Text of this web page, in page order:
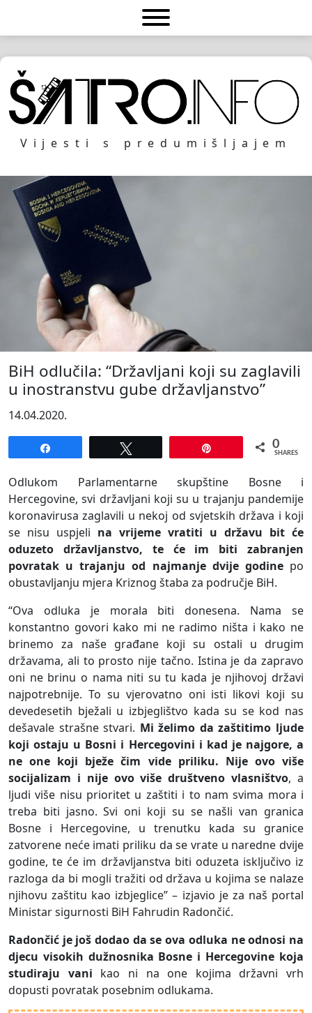
Vijesti s predumišljajem
BiH odlučila: “Državljani koji su zaglavili
u inostranstvu gube državljanstvo”
14.04.2020.
0
SHARES
Odlukom Parlamentarne skupštine Bosne i
Hercegovine, svi državljani koji su u trajanju pandemije
koronavirusa zaglavili u nekoj od svjetskih država i koji
se nisu uspjeli na vrijeme vratiti u državu bit će
oduzeto državljanstvo, te će im biti zabranjen
povratak u trajanju od najmanje dvije godinepo
obustavljanju mjera Kriznog štaba za područje BiH.
“Ova odluka je morala biti donesena. Nama se
konstantno govori kako mi ne radimo ništa i kako ne
brinemo za naše građane koji su ostali u drugim
državama, ali to prosto nije tačno. Istina je da zapravo
oni ne brinu o nama niti su tu kada je njihovoj državi
najpotrebnije. To su vjerovatno oni isti likovi koji su
devedesetih bježali u izbjeglištvo kada su se kod nas
dešavale strašne stvari. Mi želimo da zaštitimo ljude
koji ostaju u Bosni i Hercegovini i kad je najgore, a
ne one koji bježe čim vide priliku. Nije ovo više
socijalizam i nije ovo više društveno vlasništvo, a
ljudi više nisu prioritet u zaštiti i to nam svima mora i
treba biti jasno. Svi oni koji su se našli van granica
Bosne i Hercegovine, u trenutku kada su granice
zatvorene neće imati priliku da se vrate u naredne dvije
godine, te će im državljanstva biti oduzeta isključivo iz
razloga da bi mogli tražiti od država u kojima se nalaze
njihovu zaštitu kao izbjeglice” – izjavio je za naš portal
Ministar sigurnosti BiH Fahrudin Radončić.
Radončić je još dodao da se ova odluka ne odnosi na
djecu visokih dužnosnika Bosne i Hercegovine koja
studiraju vani kao ni na one kojima državni vrh
dopusti povratak posebnim odlukama.